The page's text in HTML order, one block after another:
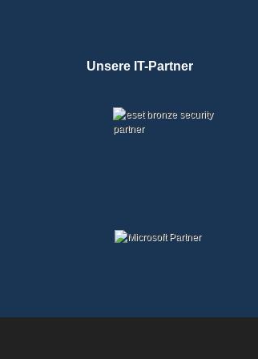
Unsere IT-Partner